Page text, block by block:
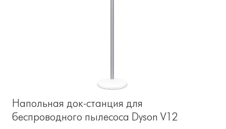
Напольная док-станция для
беспроводного пылесоса Dyson V12